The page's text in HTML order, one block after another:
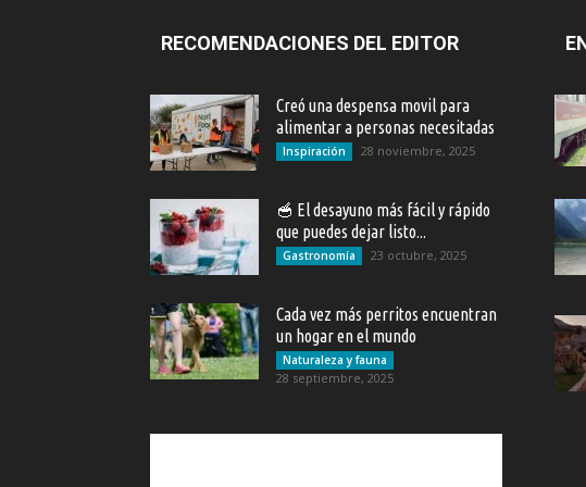
RECOMENDACIONES DEL EDITOR
Creó una despensa movil para
alimentar a personas necesitadas
Inspiración 28 noviembre, 2025
🥣 El desayuno más fácil y rápido
que puedes dejar listo...
Gastronomía 23 octubre, 2025
Cada vez más perritos encuentran
un hogar en el mundo
Naturaleza y fauna
28 septiembre, 2025